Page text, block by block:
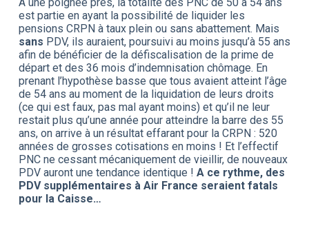
est partie en ayant la possibilité de liquider les
pensions CRPN à taux plein ou sans abattement. Mais
sans PDV, ils auraient, poursuivi au moins jusqu’à 55 ans
afin de bénéficier de la défiscalisation de la prime de
départ et des 36 mois d’indemnisation chômage. En
prenant l’hypothèse basse que tous avaient atteint l’âge
de 54 ans au moment de la liquidation de leurs droits
(ce qui est faux, pas mal ayant moins) et qu’il ne leur
restait plus qu’une année pour atteindre la barre des 55
ans, on arrive à un résultat effarant pour la CRPN : 520
années de grosses cotisations en moins ! Et l’effectif
PNC ne cessant mécaniquement de vieillir, de nouveaux
PDV auront une tendance identique ! A ce rythme, des
PDV supplémentaires à Air France seraient fatals
pour la Caisse…